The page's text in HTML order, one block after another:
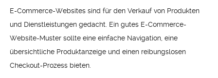
E-Commerce-Websites sind für den Verkauf von Produkten
und Dienstleistungen gedacht. Ein gutes E-Commerce-
Website-Muster sollte eine einfache Navigation, eine
übersichtliche Produktanzeige und einen reibungslosen
Checkout-Prozess bieten.